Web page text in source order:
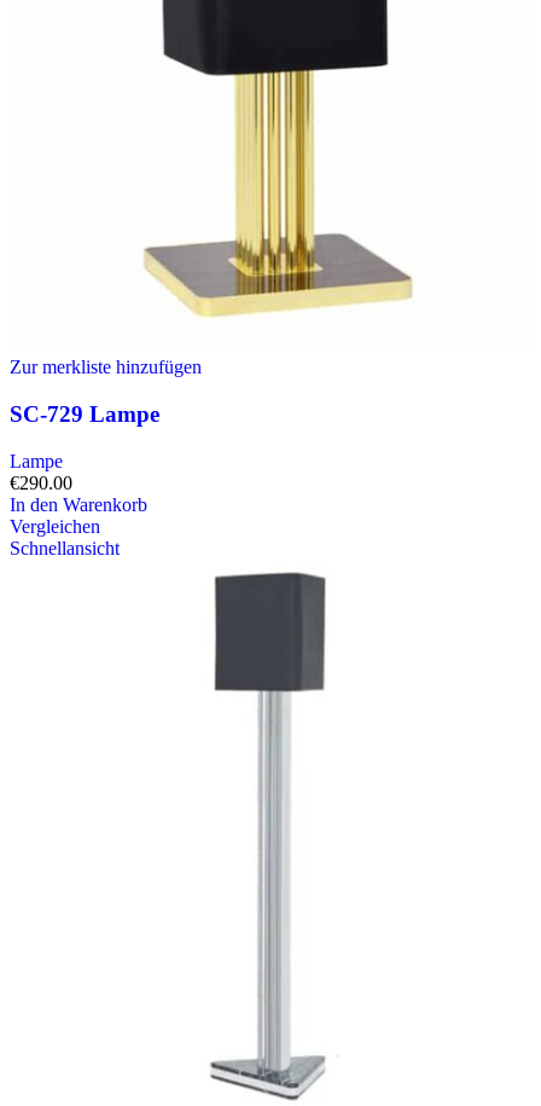
Zur merkliste hinzufügen
SC-729 Lampe
Lampe
€290.00
In den Warenkorb
Vergleichen
Schnellansicht